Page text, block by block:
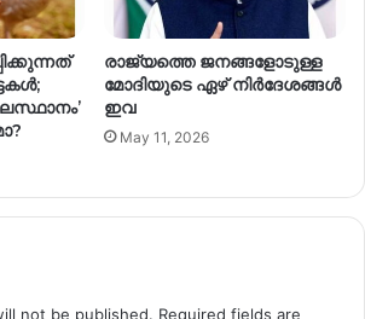
രാജ്യത്തെ ജനങ്ങളോടുള്ള
മോദിയുടെ ഏഴ് നിര്‍ദേശങ്ങള്‍
ഇവ
May 11, 2026
not be published. Required fields are